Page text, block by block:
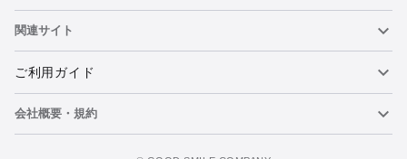
関連サイト
ねんどろいど
ねんどろいどフェイスメーカー
ご利用ガイド
重要なお知らせ
会社概要・規約